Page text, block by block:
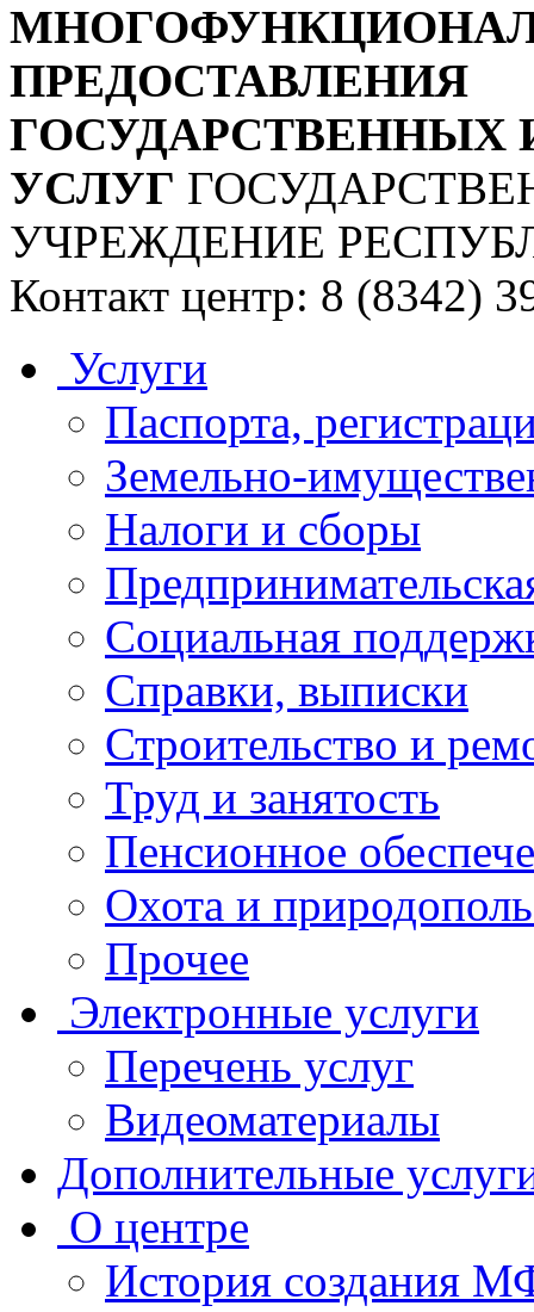
ПРЕДОСТАВЛЕНИЯ
УСЛУГ
УЧРЕЖДЕНИЕ
Контакт центр: 8 (8342)
Услуги
Паспорта,
Земельно-
Налоги и сборы
Социальная
Справки, выписки
Строительство и
Труд и занятость
Пенсионное
Охота и
Прочее
Электронные услуги
Перечень услуг
Видеоматериалы
Дополнительные
О центре
История создания